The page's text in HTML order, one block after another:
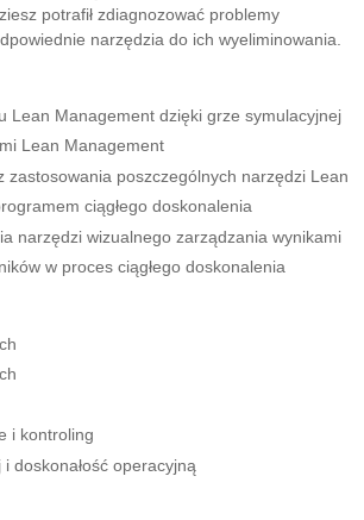
potrafił zdiagnozować problemy
narzędzia do ich wyeliminowania.
Lean Management dzięki grze symulacyjnej
Lean Management
poszczególnych narzędzi Lean
ciągłego doskonalenia
narzędzi wizualnego zarządzania wynikami
w proces ciągłego doskonalenia
i kontroling
doskonałość operacyjną